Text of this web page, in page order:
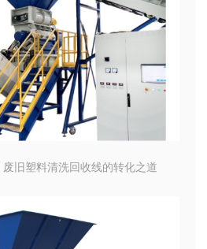
旧塑料清洗回收线的转化之道